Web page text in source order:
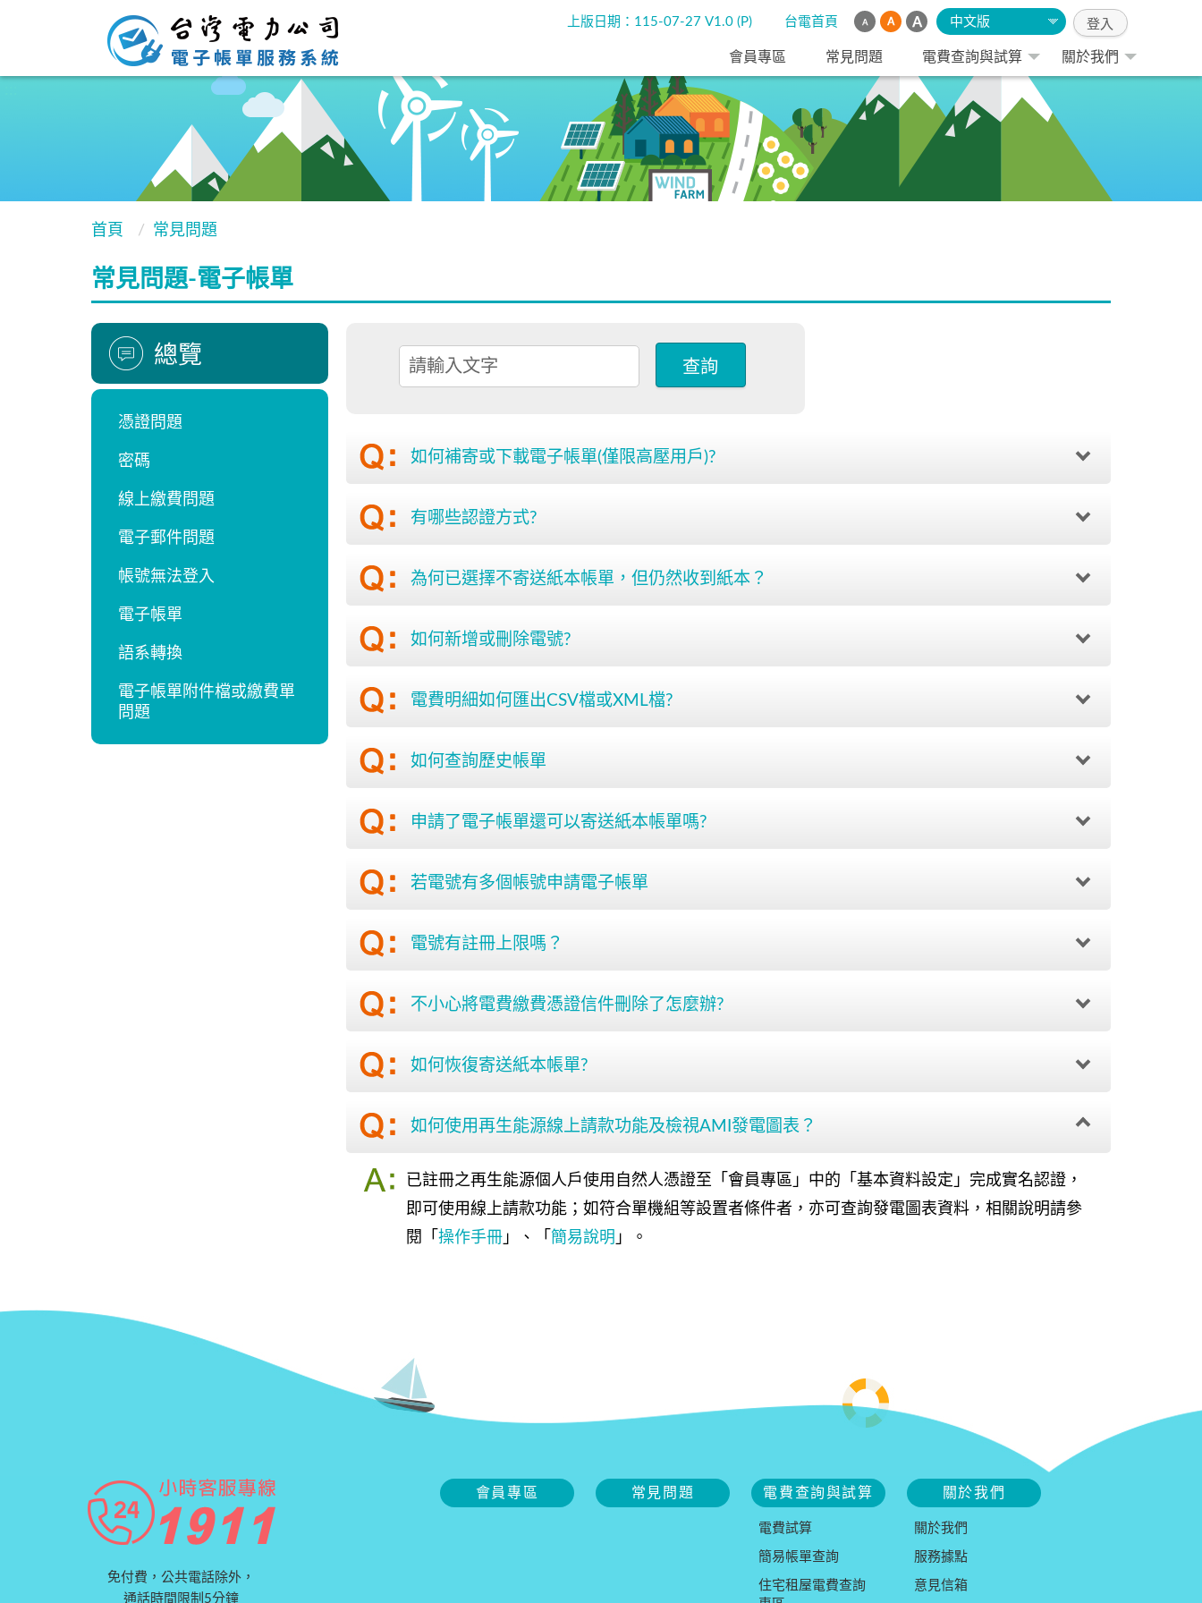
上版日期：115-07-27 V1.0 (P) 台電首頁 中文版
會員專區 常見問題 電費查詢與試算 關於我們
首頁 常見問題
常見問題-電子帳單
總覽
憑證問題
密碼
線上繳費問題
電子郵件問題
帳號無法登入
電子帳單
語系轉換
電子帳單附件檔或繳費單
問題
如何補寄或下載電子帳單(僅限高壓用戶)?
有哪些認證方式?
為何已選擇不寄送紙本帳單，但仍然收到紙本？
如何新增或刪除電號?
電費明細如何匯出CSV檔或XML檔?
如何查詢歷史帳單
申請了電子帳單還可以寄送紙本帳單嗎?
若電號有多個帳號申請電子帳單
電號有註冊上限嗎？
不小心將電費繳費憑證信件刪除了怎麼辦?
如何恢復寄送紙本帳單?
如何使用再生能源線上請款功能及檢視AMI發電圖表？
已註冊之再生能源個人戶使用自然人憑證至「會員專區」中的「基本資料設定」完成實名認證，
即可使用線上請款功能；如符合單機組等設置者條件者，亦可查詢發電圖表資料，相關說明請參
閱「 操作手冊 」、「 簡易說明 」。
免付費，公共電話除外，
通話時間限制5分鐘
會員專區 常見問題 電費查詢與試算
電費試算
簡易帳單查詢
住宅租屋電費查詢
關於我們
關於我們
服務據點
意見信箱